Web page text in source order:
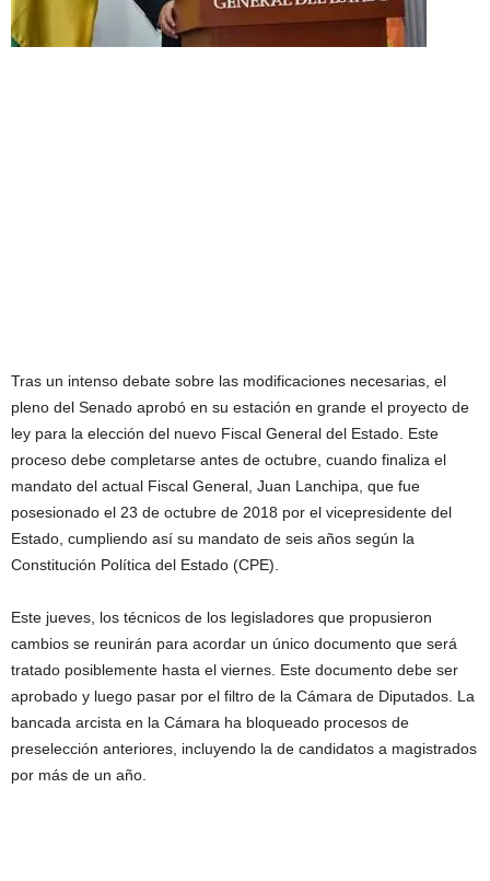
Tras un intenso debate sobre las modificaciones necesarias, el
pleno del Senado aprobó en su estación en grande el proyecto de
ley para la elección del nuevo Fiscal General del Estado. Este
proceso debe completarse antes de octubre, cuando finaliza el
mandato del actual Fiscal General, Juan Lanchipa, que fue
posesionado el 23 de octubre de 2018 por el vicepresidente del
Estado, cumpliendo así su mandato de seis años según la
Constitución Política del Estado (CPE).
Este jueves, los técnicos de los legisladores que propusieron
cambios se reunirán para acordar un único documento que será
tratado posiblemente hasta el viernes. Este documento debe ser
aprobado y luego pasar por el filtro de la Cámara de Diputados. La
bancada arcista en la Cámara ha bloqueado procesos de
preselección anteriores, incluyendo la de candidatos a magistrados
por más de un año.